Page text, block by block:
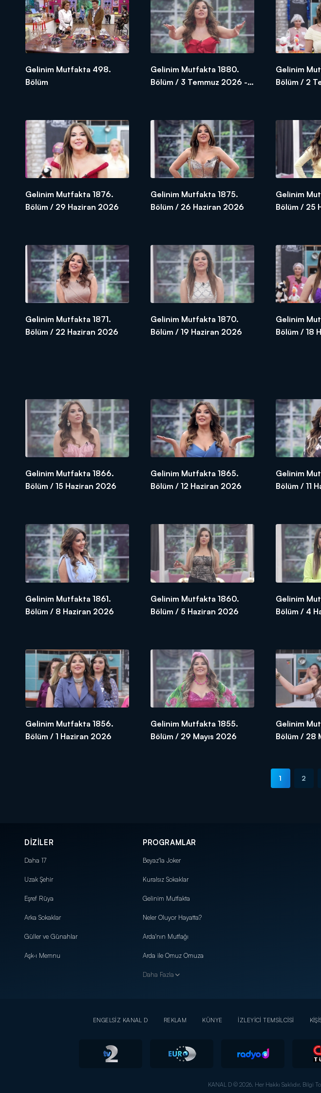
Gelinim Mutfakta 498.
Bölüm
Gelinim Mutfakta 1880.
Bölüm / 3 Temmuz 2026 -
Gelinim
Bölüm / 2
Gelinim Mutfakta 1876.
Bölüm / 29 Haziran 2026
Gelinim Mutfakta 1875.
Bölüm / 26 Haziran 2026
Gelinim
Bölüm / 25
Gelinim Mutfakta 1871.
Bölüm / 22 Haziran 2026
Gelinim Mutfakta 1870.
Bölüm / 19 Haziran 2026
Gelinim
Bölüm / 18
Gelinim Mutfakta 1866.
Bölüm / 15 Haziran 2026
Gelinim Mutfakta 1865.
Bölüm / 12 Haziran 2026
Gelinim
Bölüm / 11
Gelinim Mutfakta 1861.
Bölüm / 8 Haziran 2026
Gelinim Mutfakta 1860.
Bölüm / 5 Haziran 2026
Gelinim
Bölüm / 4
Gelinim Mutfakta 1856.
Bölüm / 1 Haziran 2026
Gelinim Mutfakta 1855.
Bölüm / 29 Mayıs 2026
Gelinim
Bölüm / 28
1 2
DİZİLER
Daha 17
Uzak Şehir
Eşref Rüya
Arka Sokaklar
Güller ve Günahlar
Aşk-ı Memnu
PROGRAMLAR
Beyaz'la Joker
Kuralsız Sokaklar
Gelinim Mutfakta
Neler Oluyor Hayatta?
Arda'nın Mutfağı
Arda ile Omuz Omuza
Daha Fazla
ENGELSİZ KANAL D REKLAM KÜNYE İZLEYİCİ TEMSİLCİSİ
KANAL D © 2026. Her Hakkı Saklıdır. Bilgi